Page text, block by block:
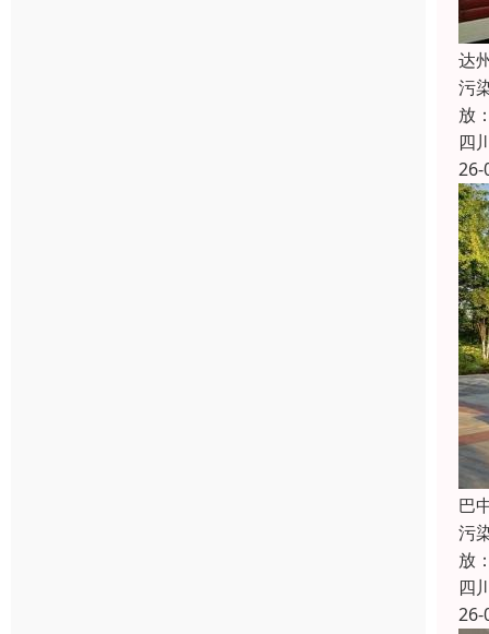
达
污
放
四
26-
巴
污
放
四
26-